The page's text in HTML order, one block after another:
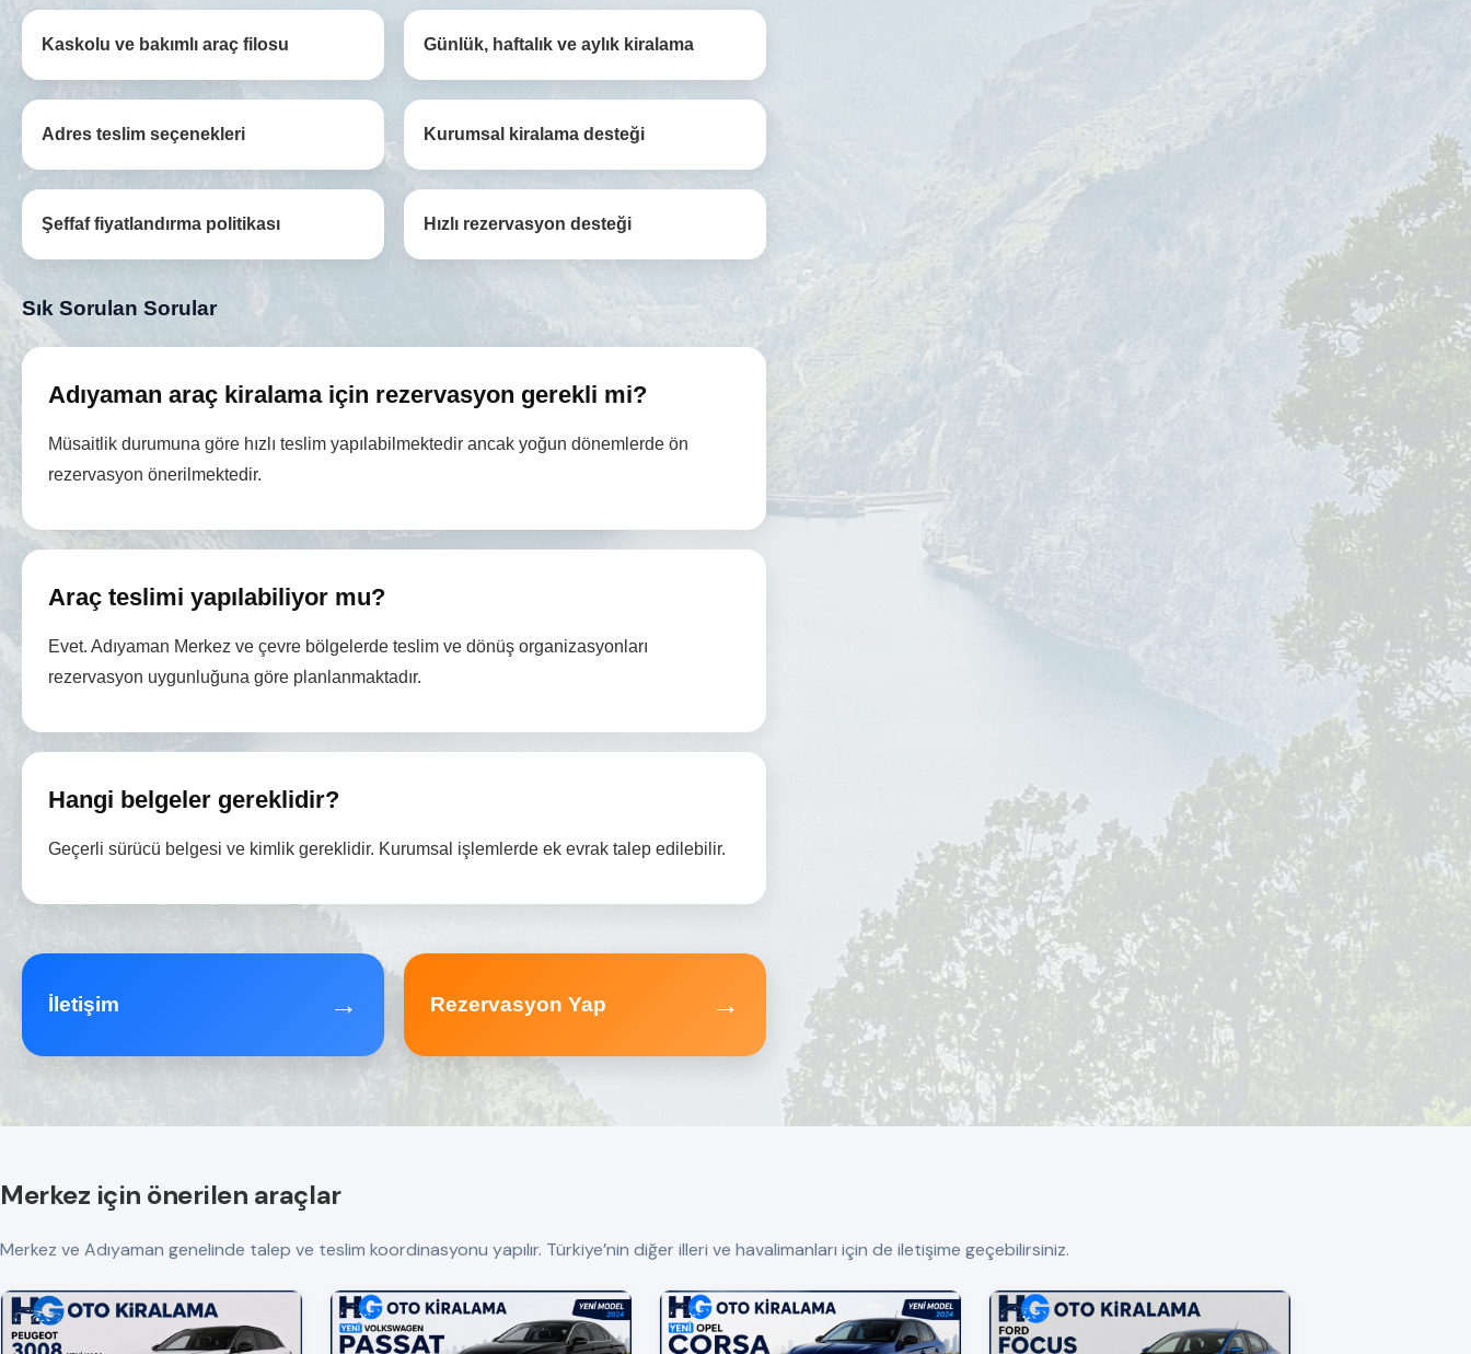
Kaskolu ve bakımlı araç filosu Günlük, haftalık ve aylık kiralama
Adres teslim seçenekleri Kurumsal kiralama desteği
Şeffaf fiyatlandırma politikası Hızlı rezervasyon desteği
Sık Sorulan Sorular
Adıyaman araç kiralama için rezervasyon gerekli mi?
Müsaitlik durumuna göre hızlı teslim yapılabilmektedir ancak yoğun dönemlerde ön
rezervasyon önerilmektedir.
Araç teslimi yapılabiliyor mu?
Evet. Adıyaman Merkez ve çevre bölgelerde teslim ve dönüş organizasyonları
rezervasyon uygunluğuna göre planlanmaktadır.
Hangi belgeler gereklidir?
Geçerli sürücü belgesi ve kimlik gereklidir. Kurumsal işlemlerde ek evrak talep edilebilir.
İletişim → Rezervasyon Yap →
Merkez için önerilen araçlar
Merkez ve Adıyaman genelinde talep ve teslim koordinasyonu yapılır. Türkiye’nin diğer illeri ve havalimanları için de iletişime geçebilirsiniz.